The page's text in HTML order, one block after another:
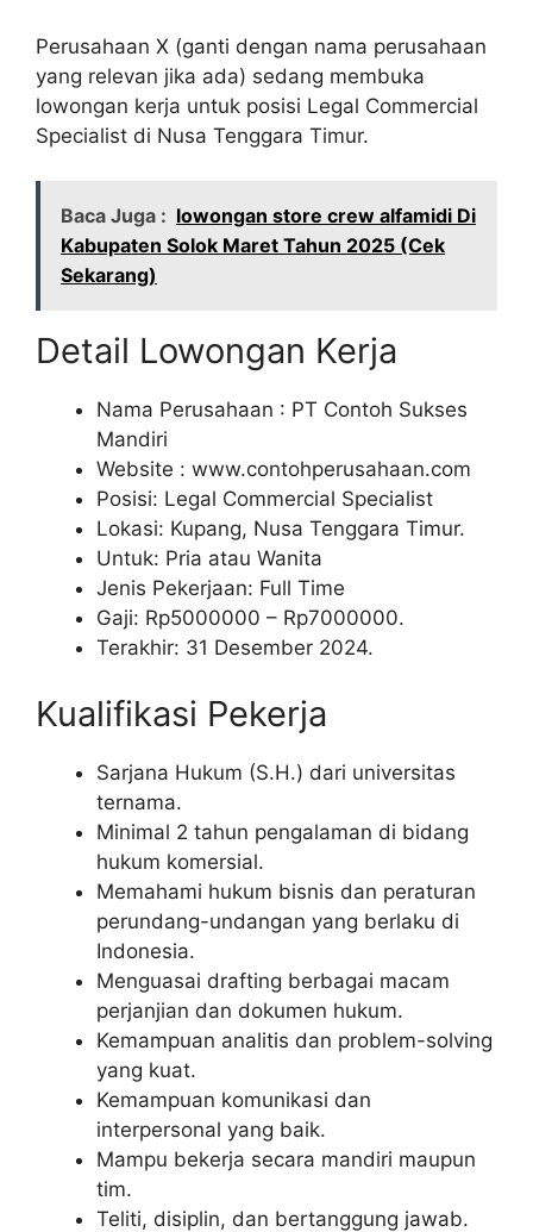
Perusahaan X (ganti dengan nama perusahaan
yang relevan jika ada) sedang membuka
lowongan kerja untuk posisi Legal Commercial
Specialist di Nusa Tenggara Timur.
Baca Juga : lowongan store crew alfamidi Di
Kabupaten Solok Maret Tahun 2025 (Cek
Sekarang)
Detail Lowongan Kerja
Nama Perusahaan : PT Contoh Sukses
Mandiri
Website : www.contohperusahaan.com
Posisi: Legal Commercial Specialist
Lokasi: Kupang, Nusa Tenggara Timur.
Untuk: Pria atau Wanita
Jenis Pekerjaan: Full Time
Gaji: Rp5000000 – Rp7000000.
Terakhir: 31 Desember 2024.
Kualifikasi Pekerja
Sarjana Hukum (S.H.) dari universitas
ternama.
Minimal 2 tahun pengalaman di bidang
hukum komersial.
Memahami hukum bisnis dan peraturan
perundang-undangan yang berlaku di
Indonesia.
Menguasai drafting berbagai macam
perjanjian dan dokumen hukum.
Kemampuan analitis dan problem-solving
yang kuat.
Kemampuan komunikasi dan
interpersonal yang baik.
Mampu bekerja secara mandiri maupun
tim.
Teliti, disiplin, dan bertanggung jawab.